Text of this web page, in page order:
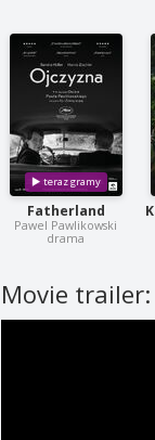
Fatherland
Pawel Pawlikowski
drama
Movie trailer: